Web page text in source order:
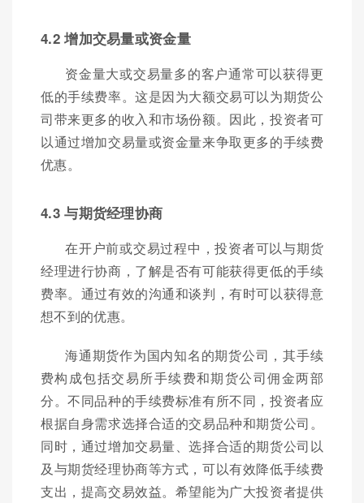
4.2 增加交易量或资金量
资金量大或交易量多的客户通常可以获得更
低的手续费率。这是因为大额交易可以为期货公
司带来更多的收入和市场份额。因此，投资者可
以通过增加交易量或资金量来争取更多的手续费
优惠。
4.3 与期货经理协商
在开户前或交易过程中，投资者可以与期货
经理进行协商，了解是否有可能获得更低的手续
费率。通过有效的沟通和谈判，有时可以获得意
想不到的优惠。
海通期货作为国内知名的期货公司，其手续
费构成包括交易所手续费和期货公司佣金两部
分。不同品种的手续费标准有所不同，投资者应
根据自身需求选择合适的交易品种和期货公司。
同时，通过增加交易量、选择合适的期货公司以
及与期货经理协商等方式，可以有效降低手续费
支出，提高交易效益。希望能为广大投资者提供